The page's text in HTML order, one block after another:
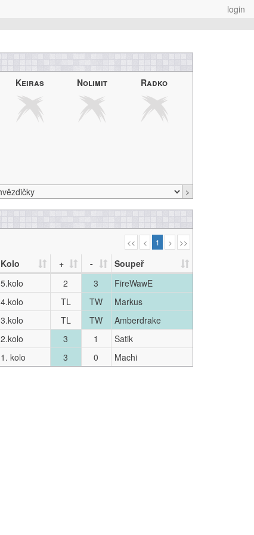
login
Keiras Nolimit Radko
>
<< < 1 > >>
Kolo + -
Soupeř
5.kolo 2 3
FireWawE
4.kolo TL TW
Markus
3.kolo TL TW
Amberdrake
2.kolo 3 1
Satik
1. kolo 3 0 Machi